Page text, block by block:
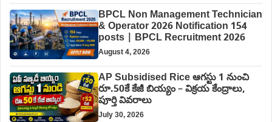
BPCL Non Management Technician
& Operator 2026 Notification 154
posts | BPCL Recruitment 2026
August 4, 2026
AP Subsidised Rice ఆగస్టు 1 నుంచి
రూ.50కే కేజీ బియ్యం – విక్రయ కేంద్రాలు,
పూర్తి వివరాలు
July 30, 2026